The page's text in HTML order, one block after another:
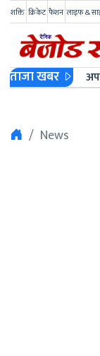
शक्ति क्रिकेट फैशन लाइफ &
ताजा खबर
News